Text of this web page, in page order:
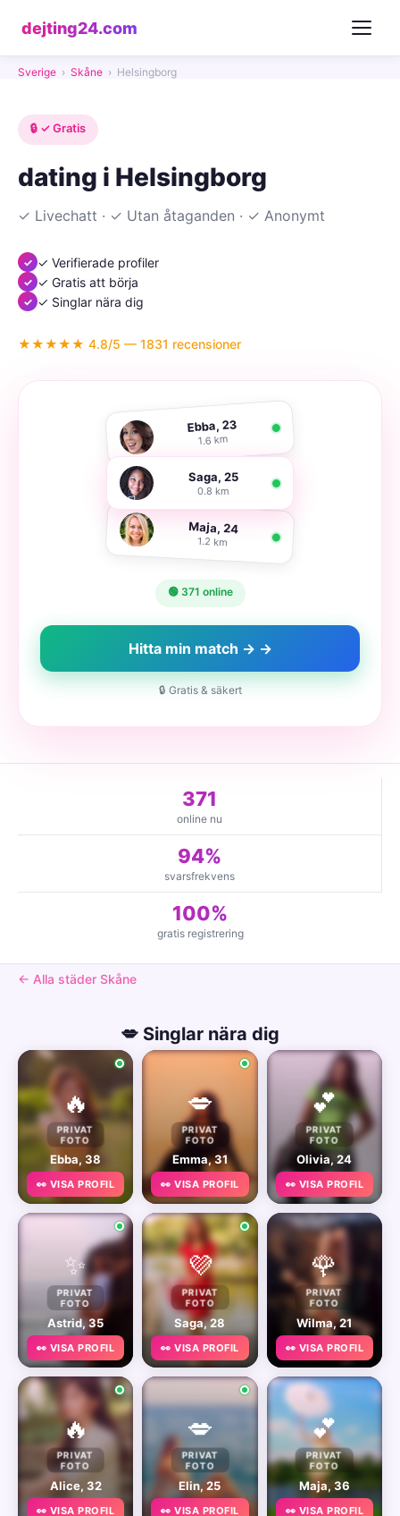
dejting24.com
Sverige › Skåne › Helsingborg
🔒 ✓ Gratis
dating i Helsingborg
✓ Livechatt · ✓ Utan åtaganden · ✓ Anonymt
✓ Verifierade profiler
✓ Gratis att börja
✓ Singlar nära dig
★★★★★ 4.8/5 — 1831 recensioner
Ebba, 23
1.6 km
Saga, 25
0.8 km
Maja, 24
1.2 km
🟢 371 online
Hitta min match → →
🔒 Gratis & säkert
371
online nu
94%
svarsfrekvens
100%
gratis registrering
← Alla städer Skåne
💋 Singlar nära dig
🔥
PRIVAT
FOTO
Ebba, 38
👀 VISA PROFIL
💋
PRIVAT
FOTO
Emma, 31
👀 VISA PROFIL
💕
PRIVAT
FOTO
Olivia, 24
👀 VISA PROFIL
✨
PRIVAT
FOTO
Astrid, 35
👀 VISA PROFIL
💜
PRIVAT
FOTO
Saga, 28
👀 VISA PROFIL
🌹
PRIVAT
FOTO
Wilma, 21
👀 VISA PROFIL
🔥
PRIVAT
FOTO
Alice, 32
👀 VISA PROFIL
💋
PRIVAT
FOTO
Elin, 25
👀 VISA PROFIL
💕
PRIVAT
FOTO
Maja, 36
👀 VISA PROFIL